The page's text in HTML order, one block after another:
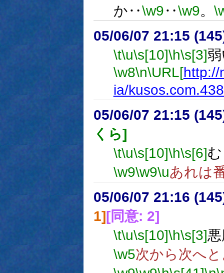
か‥\w9‥\w9。
05/06/07 21:15
\t\u\s[10]\h\s[3]
\w8\n\URL[http://
ia/
05/06/07 21:15
くら]
\t\u\s[10]\h\s[6]
\w9\w9\uあれは
05/06/07 21:16
1][同意: 2]
\t\u\s[10]\h\s[3]
\w5次から次へ